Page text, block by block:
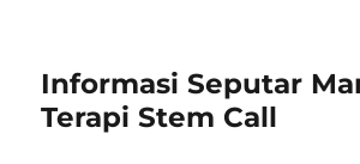
Informasi Seputar
Terapi Stem Call